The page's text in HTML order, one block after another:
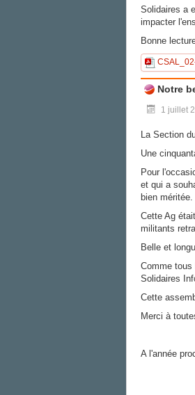
Solidaires a
impacter
Bonne
Notre
1 juillet
La Section
Une
Pour
et qui a
bien méritée.
Cette Ag
militants
Belle et
Comme
Solidaires
Cette
Merci à
A l'année